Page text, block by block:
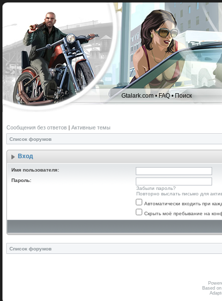
Gtalark.com •FAQ•Поиск
Сообщения без ответов | Активные темы
Список форумов
Вход
Имя пользователя:
Пароль:
Забыли пароль?
Повторно выслать письмо для
Автоматически входить при
Скрыть моё пребывание на
Список форумов
Based